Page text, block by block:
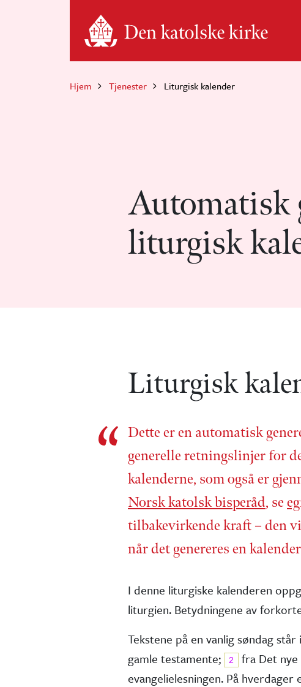
Hjem Tjenester Liturgisk kalender
Automatisk
liturgisk
Liturgisk
Dette er en automatisk
generelle retnings­linjer for
kalenderne, som også er
Norsk katolsk bisperåd, se
tilbake­virkende kraft – den
når det genereres en
I denne liturgiske kalenderen
liturgien. Betydningene av
Tekstene på en vanlig søndag
gamle testa­mente;
2 fra Det
evangelie­lesningen. På